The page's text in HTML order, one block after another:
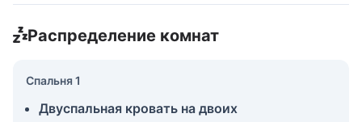
Распределение комнат
Спальня 1
Двуспальная кровать на двоих